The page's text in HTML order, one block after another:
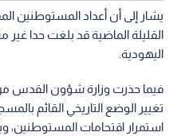
يشار إلى أن أعداد المستوطنين
القليلة الماضية قد بلغت حدا غير
اليهودية.
فيما حذرت وزارة شؤون القدس
تغيير الوضع التاريخي القائم
استمرار اقتحامات المستوطنين،